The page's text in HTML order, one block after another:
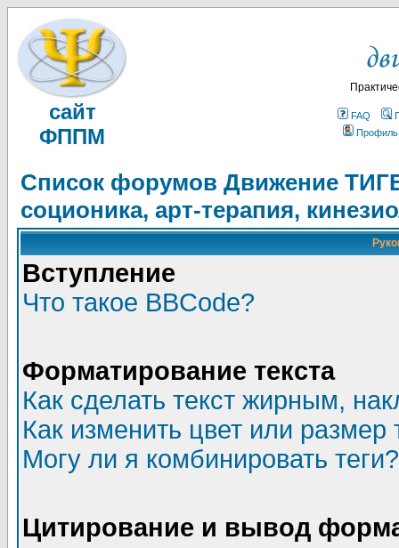
сайт
ФППМ
FAQ
Профиль
Список форумов Движение
соционика, арт-терапия,
Вступление
Что такое BBCode?
Форматирование текста
Как сделать текст жирным,
Как изменить цвет или размер
Могу ли я комбинировать теги?
Цитирование и вывод